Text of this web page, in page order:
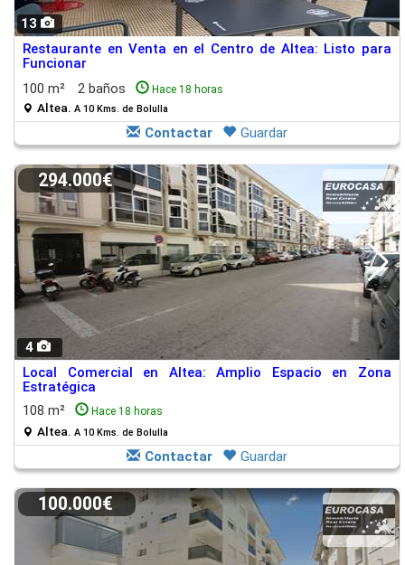
13
Restaurante en Venta en el Centro de Altea: Listo para
Funcionar
100 m²
2 baños Hace 18 horas
Altea. A 10 Kms. de Bolulla
Contactar Guardar
4
294.000€
Local Comercial en Altea: Amplio Espacio en Zona
Estratégica
108 m²
Hace 18 horas
Altea. A 10 Kms. de Bolulla
Contactar Guardar
100.000€